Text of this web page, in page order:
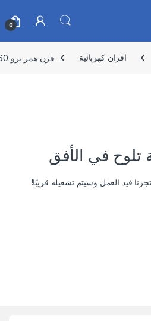
0
افران كهربائية فرن همر برو 60 لتر رصاصي 2000واط السيف
تلوح في الأفق
قيد العمل وسيتم تشغيله قريبًا!